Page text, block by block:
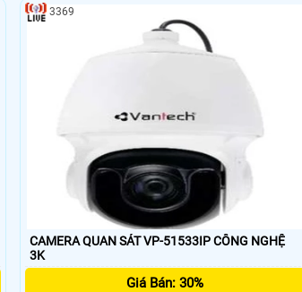
CAMERA QUAN SÁT VP-51533IP CÔNG NGHỆ
3K
Giá Bán: 30%
3369